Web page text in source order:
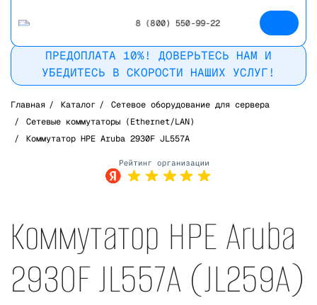
8 (800) 550-99-22
ПРЕДОПЛАТА 10%! ДОВЕРЬТЕСЬ НАМ И
УБЕДИТЕСЬ В СКОРОСТИ НАШИХ УСЛУГ!
Главная / Каталог /
Сетевое оборудование для сервера
/
Сетевые коммутаторы (Ethernet/LAN)
/
Коммутатор HPE Aruba 2930F JL557A
Коммутатор HPE Aruba
2930F JL557A (JL259A)